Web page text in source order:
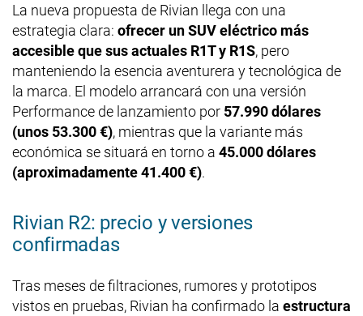
La nueva propuesta de Rivian llega con una
estrategia clara: ofrecer un SUV eléctrico más
accesible que sus actuales R1T y R1S, pero
manteniendo la esencia aventurera y tecnológica de
la marca. El modelo arrancará con una versión
Performance de lanzamiento por 57.990 dólares
(unos 53.300 €), mientras que la variante más
económica se situará en torno a 45.000 dólares
(aproximadamente 41.400 €).
Rivian R2: precio y versiones
confirmadas
Tras meses de filtraciones, rumores y prototipos
vistos en pruebas, Rivian ha confirmado la estructura